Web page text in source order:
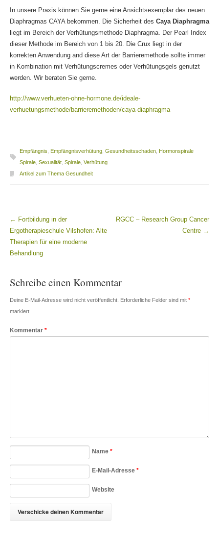
In unsere Praxis können Sie gerne eine Ansichtsexemplar des neuen
Diaphragmas CAYA bekommen. Die Sicherheit des Caya Diaphragma
liegt im Bereich der Verhütungsmethode Diaphragma. Der Pearl Index
dieser Methode im Bereich von 1 bis 20. Die Crux liegt in der
korrekten Anwendung and diese Art der Barrieremethode sollte immer
in Kombination mit Verhütungscremes oder Verhütungsgels genutzt
werden. Wir beraten Sie gerne.
http://www.verhueten-ohne-hormone.de/ideale-
verhuetungsmethode/barrieremethoden/caya-diaphragma
Empfängnis, Empfängnisverhütung, Gesundheitsschaden, Hormonspirale
Spirale, Sexualität, Spirale, Verhütung
Artikel zum Thema Gesundheit
Beitragsnavigation
← Fortbildung in der
Ergotherapieschule Vilshofen: Alte
Therapien für eine moderne
Behandlung
RGCC – Research Group Cancer
Centre →
Schreibe einen Kommentar
Deine E-Mail-Adresse wird nicht veröffentlicht. Erforderliche Felder sind mit *
markiert
Kommentar *
Name*
E-Mail-Adresse*
Website